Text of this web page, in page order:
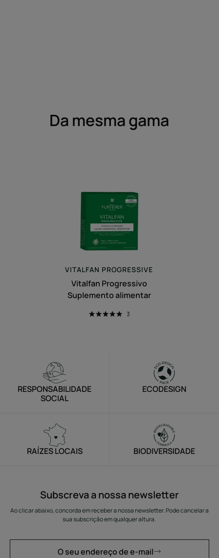
Da mesma gama
Suplemento
alimentar
VITALFAN PROGRESSIVE
Vitalfan Progressivo
Suplemento alimentar
3
RESPONSABILIDADE
SOCIAL
ECODESIGN
RAÍZES LOCAIS BIODIVERSIDADE
Subscreva a nossa newsletter
Ao clicar abaixo, concorda em receber a nossa newsletter. Pode cancelar a
sua subscrição em qualquer altura.
O seu endereço de e-mail